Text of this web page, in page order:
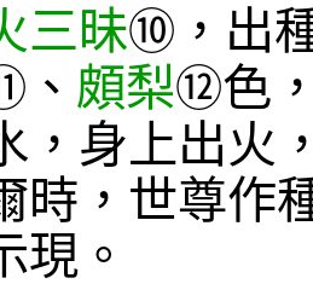
三昧⑩ ，出
、 頗梨⑫色
，身上出火
時，世尊作
現。